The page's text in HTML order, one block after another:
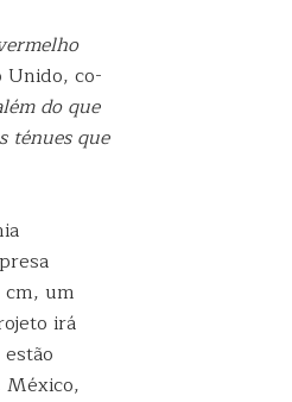
Unido, co-
do que
ténues que
cm, um
irá
México,